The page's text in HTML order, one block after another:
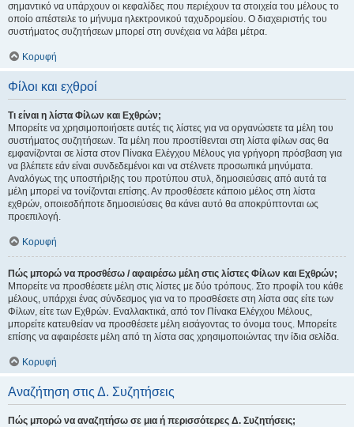
σημαντικό να υπάρχουν οι κεφαλίδες που περιέχουν τα στοιχεία του μέλους το
οποίο απέστειλε το μήνυμα ηλεκτρονικού ταχυδρομείου. Ο διαχειριστής του
συστήματος συζητήσεων μπορεί στη συνέχεια να λάβει μέτρα.
Κορυφή
Φίλοι και εχθροί
Τι είναι η λίστα Φίλων και Εχθρών;
Μπορείτε να χρησιμοποιήσετε αυτές τις λίστες για να οργανώσετε τα μέλη του
συστήματος συζητήσεων. Τα μέλη που προστίθενται στη λίστα φίλων σας θα
εμφανίζονται σε λίστα στον Πίνακα Ελέγχου Μέλους για γρήγορη πρόσβαση για
να βλέπετε εάν είναι συνδεδεμένοι και να στέλνετε προσωπικά μηνύματα.
Αναλόγως της υποστήριξης του προτύπου στυλ, δημοσιεύσεις από αυτά τα
μέλη μπορεί να τονίζονται επίσης. Αν προσθέσετε κάποιο μέλος στη λίστα
εχθρών, οποιεσδήποτε δημοσιεύσεις θα κάνει αυτό θα αποκρύπτονται ως
προεπιλογή.
Κορυφή
Πώς μπορώ να προσθέσω / αφαιρέσω μέλη στις λίστες Φίλων και Εχθρών;
Μπορείτε να προσθέσετε μέλη στις λίστες με δύο τρόπους. Στο προφίλ του κάθε
μέλους, υπάρχει ένας σύνδεσμος για να το προσθέσετε στη λίστα σας είτε των
Φίλων, είτε των Εχθρών. Εναλλακτικά, από τον Πίνακα Ελέγχου Μέλους,
μπορείτε κατευθείαν να προσθέσετε μέλη εισάγοντας το όνομα τους. Μπορείτε
επίσης να αφαιρέσετε μέλη από τη λίστα σας χρησιμοποιώντας την ίδια σελίδα.
Κορυφή
Αναζήτηση στις Δ. Συζητήσεις
Πώς μπορώ να αναζητήσω σε μια ή περισσότερες Δ. Συζητήσεις;